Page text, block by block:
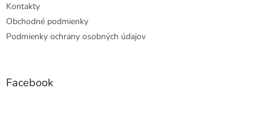
Kontakty
Obchodné podmienky
Podmienky ochrany osobných údajov
Facebook